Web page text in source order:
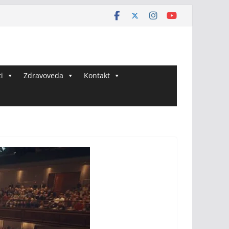
Zdravoveda Kontakt